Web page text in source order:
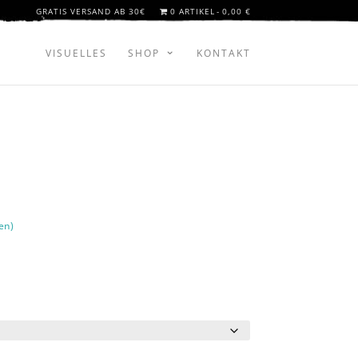
GRATIS VERSAND AB 30€ 0 ARTIKEL 0,00 €
VISUELLES SHOP KONTAKT